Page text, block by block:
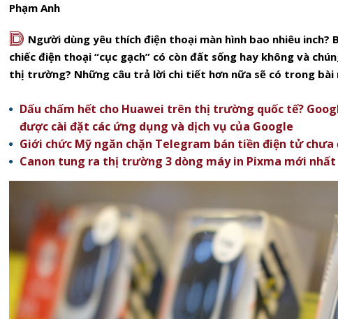
Phạm Anh
D Người dùng yêu thích điện thoại màn hình bao nhiêu inch?
chiếc điện thoại “cục gạch” có còn đất sống hay không và
thị trường? Những câu trả lời chi tiết hơn nữa sẽ có trong bài
Dấu chấm hết cho Huawei trên thị trường quốc tế?
được cài đặt các ứng dụng và dịch vụ của Google
Giới chức Mỹ ngăn chặn Telegram bán tiền điện tử
Canon tung ra thị trường 3 dòng máy in Pixma mới nhất